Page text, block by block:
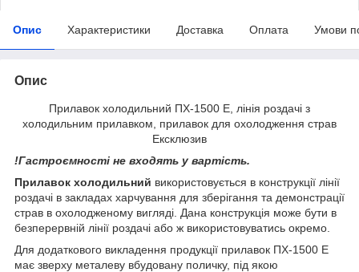
Опис Характеристики Доставка Оплата Умови
Опис
Прилавок холодильний ПХ-1500 Е, лінія роздачі з
холодильним прилавком, прилавок для охолодження страв
Ексклюзив
!Гастроємності не входять у вартість.
Прилавок холодильний використовується в конструкції лінії
роздачі в закладах харчування для зберігання та демонстрації
страв в охолодженому вигляді. Дана конструкція може бути в
безперервній лінії роздачі або ж використовуватись окремо.
Для додаткового викладення продукції прилавок ПХ-1500 Е
має зверху металеву вбудовану поличку, під якою